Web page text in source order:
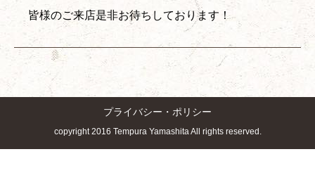
皆様のご来店是非お待ちしております！
プライバシー・ポリシー
copyright 2016 Tempura Yamashita All rights reserved.